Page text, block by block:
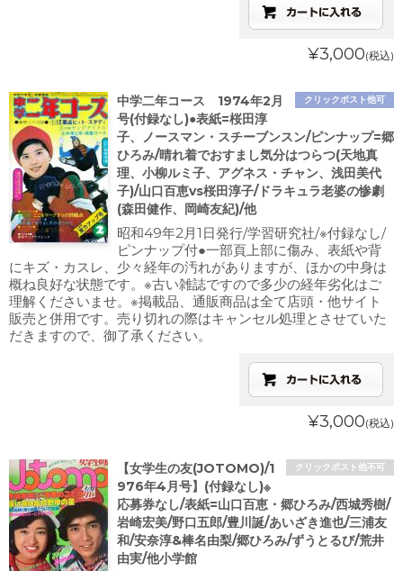
¥3,000(税込)
クリックポスト他可
中学二年コース 1974年2月
号(付録なし)●表紙=桜田淳
子、ノースマン・スチーブンスン/ピンナップ=郷
ひろみ/晴れ着でおすまし気分はつらつ(天地真
理、小柳ルミ子、アグネス・チャン、浅田美代
子)/山口百恵vs桜田淳子/ドラキュラ老婆の惨劇
(森田健作、岡崎友紀)/他
昭和49年2月1日発行/学習研究社/※付録なし/
ピンナップ付●一部頁上部に傷み、表紙や背
にキズ・カスレ、少々経年の汚れがありますが、ほかの中身は
概ね良好な状態です。※古い雑誌ですので多少の経年劣化はご
理解くださいませ。※掲載品、通販商品は全て店頭・他サイト
販売と併用です。売り切れの際はキャンセル処理とさせていた
だきますので、御了承ください。
¥3,000(税込)
クリックポスト他不可
【女学生の友(JOTOMO)/1
976年4月号】(付録なし)※
応募券なし/表紙=山口百恵・郷ひろみ/西城秀樹/
岩崎宏美/野口五郎/豊川誕/あいざき進也/三浦友
和/安奈淳&棒名由梨/郷ひろみ/ずうとるび/荒井
由実/他小学館